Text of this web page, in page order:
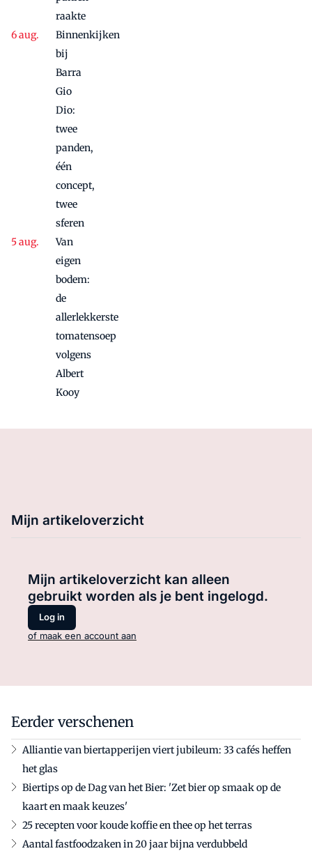
raakte
Binnenkijken
bij
Barra
Gio
Dio:
twee
panden,
één
concept,
twee
sferen
Van
eigen
bodem:
de
allerlekkerste
tomatensoep
volgens
Albert
Kooy
Mijn artikeloverzicht
Mijn artikeloverzicht kan alleen
gebruikt worden als je bent ingelogd.
Log in
of maak een account aan
Eerder verschenen
Alliantie van biertapperijen viert jubileum: 33 cafés heffen
het glas
Biertips op de Dag van het Bier: 'Zet bier op smaak op de
kaart en maak keuzes'
25 recepten voor koude koffie en thee op het terras
Aantal fastfoodzaken in 20 jaar bijna verdubbeld